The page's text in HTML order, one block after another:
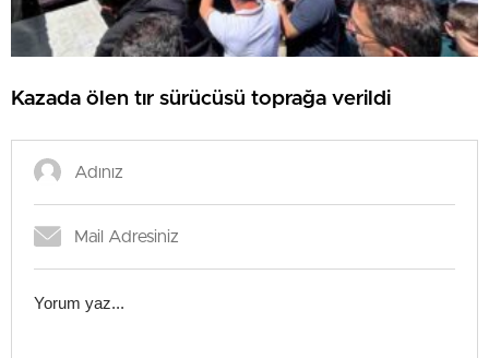
Kazada ölen tır sürücüsü toprağa verildi